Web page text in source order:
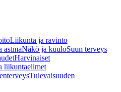
Liikunta ja ravinto
astmaNäkö ja kuuloSuun terveys
Harvinaiset
liikuntaelimet
Tulevaisuuden